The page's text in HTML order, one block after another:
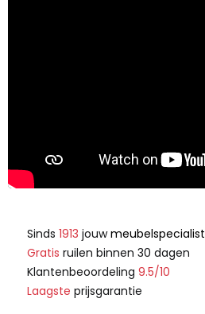
Sinds 1913 jouwmeubelspecialist
Gratis ruilen binnen 30 dagen
Klantenbeoordeling 9.5/10
Laagste prijsgarantie